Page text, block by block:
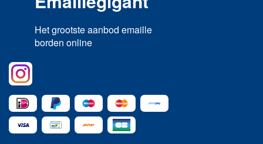
Het grootste aanbod emaille
borden online